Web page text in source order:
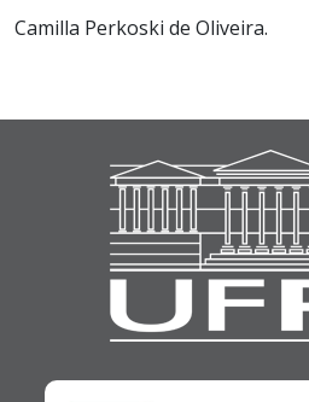
Camilla Perkoski de Oliveira.